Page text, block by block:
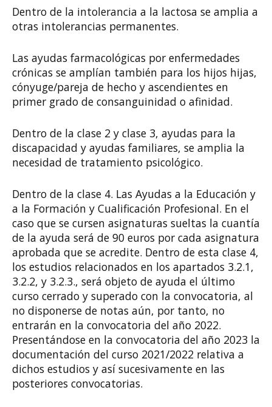
Dentro de la intolerancia a la lactosa se amplia a
otras intolerancias permanentes.
Las ayudas farmacológicas por enfermedades
crónicas se amplían también para los hijos hijas,
cónyuge/pareja de hecho y ascendientes en
primer grado de consanguinidad o afinidad.
Dentro de la clase 2 y clase 3, ayudas para la
discapacidad y ayudas familiares, se amplia la
necesidad de tratamiento psicológico.
Dentro de la clase 4. Las Ayudas a la Educación y
a la Formación y Cualificación Profesional. En el
caso que se cursen asignaturas sueltas la cuantía
de la ayuda será de 90 euros por cada asignatura
aprobada que se acredite. Dentro de esta clase 4,
los estudios relacionados en los apartados 3.2.1,
3.2.2, y 3.2.3., será objeto de ayuda el último
curso cerrado y superado con la convocatoria, al
no disponerse de notas aún, por tanto, no
entrarán en la convocatoria del año 2022.
Presentándose en la convocatoria del año 2023 la
documentación del curso 2021/2022 relativa a
dichos estudios y así sucesivamente en las
posteriores convocatorias.